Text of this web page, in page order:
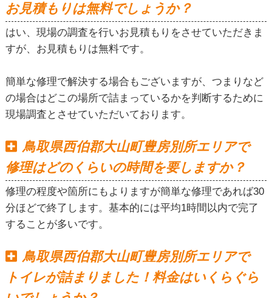
お見積もりは無料でしょうか？
はい、現場の調査を行いお見積もりをさせていただきま
すが、お見積もりは無料です。
簡単な修理で解決する場合もございますが、つまりなど
の場合はどこの場所で詰まっているかを判断するために
現場調査とさせていただいております。
鳥取県西伯郡大山町豊房別所エリアで
修理はどのくらいの時間を要しますか？
修理の程度や箇所にもよりますが簡単な修理であれば30
分ほどで終了します。基本的には平均1時間以内で完了
することが多いです。
鳥取県西伯郡大山町豊房別所エリアで
トイレが詰まりました！料金はいくらぐら